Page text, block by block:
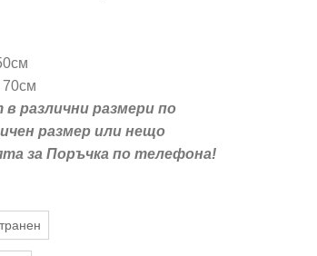
различни размери по
размер или нещо
за Поръчка по телефона!